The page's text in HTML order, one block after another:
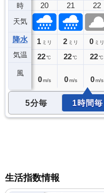
時
天気
降水
気温
風
19
5ミリ
23℃
20
1 ミリ
22℃
0 m/s
21
2 ミリ
22℃
0 m/s
22
0 ミリ
22℃
0 m/s
5分毎 1時間毎
生活指数情報